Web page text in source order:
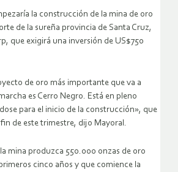
la construcción de la mina de oro
de la sureña provincia de Santa Cruz,
que exigirá una inversión de US$750
de oro más importante que va a
es Cerro Negro. Está en pleno
para el inicio de la construcción», que
de este trimestre, dijo Mayoral.
mina produzca 550.000 onzas de oro
cinco años y que comience la